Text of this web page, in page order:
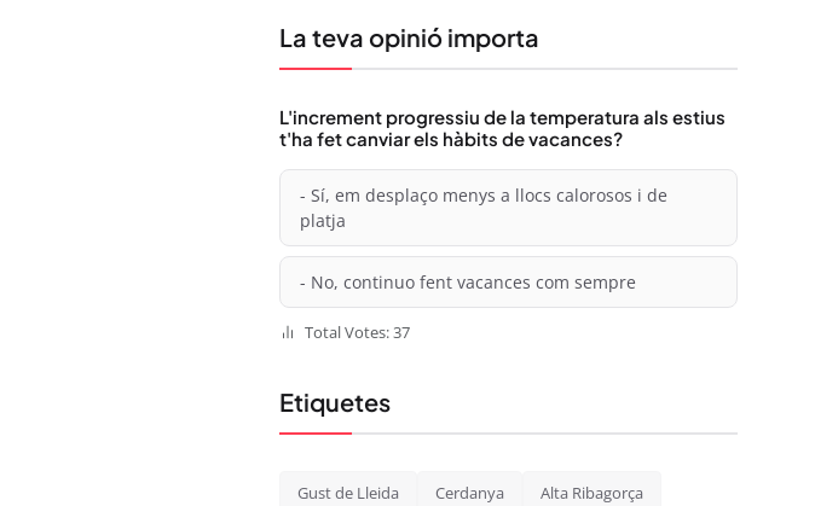
La teva opinió importa
L'increment progressiu de la temperatura als estius
t'ha fet canviar els hàbits de vacances?
- Sí, em desplaço menys a llocs calorosos i de
platja
- No, continuo fent vacances com sempre
Total Votes: 37
Etiquetes
Gust de Lleida Cerdanya Alta Ribagorça